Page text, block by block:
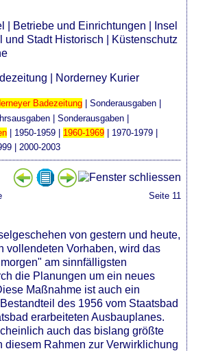
Betriebe und Einrichtungen
Insel
und Stadt Historisch
Küstenschutz
Norderney Kurier
Badezeitung |Sonderausgaben
|Sonderausgaben |
| 1950-1959 | 1960-1969 | 1970-1979 |
| 2000-2003
Seite 11
von gestern und heute,
vollendeten Vorhaben, wird das
am sinnfälligsten
die Planungen um ein neues
Maßnahme ist auch ein
des 1956 vom Staatsbad
erarbeiteten Ausbauplanes.
auch das bislang größte
diesem Rahmen zur Verwirklichung